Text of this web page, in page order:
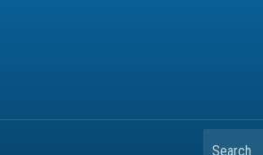
Search